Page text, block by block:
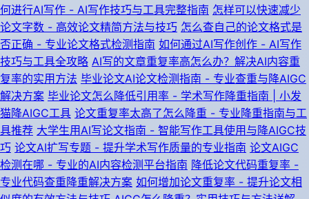
何进行AI写作 - AI写作技巧与工具完整指南 怎样可以快速减少
论文字数 - 高效论文精简方法与技巧 怎么查自己的论文格式是
否正确 - 专业论文格式检测指南 如何通过AI写作创作 - AI写作
技巧与工具全攻略 AI写的文章重复率高怎么办？解决AI内容重
复率的实用方法 毕业论文AI论文检测指南 - 专业查重与降AIGC
解决方案 毕业论文怎么降低引用率 - 学术写作降重指南 | 小发
猫降AIGC工具 论文重复率太高了怎么降重 - 专业降重指南与工
具推荐 大学生用AI写论文指南 - 智能写作工具使用与降AIGC技
巧 论文AI扩写专题 - 提升学术写作质量的专业指南 论文AIGC
检测在哪 - 专业的AI内容检测平台指南 降低论文代码重复率 -
专业代码查重降重解决方案 如何增加论文重复率 - 提升论文相